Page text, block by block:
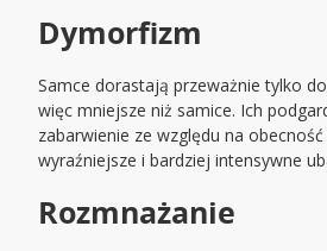
Dymorfizm
Samce dorastają przeważnie tylko
więc mniejsze niż samice. Ich
zabarwienie ze względu na
wyraźniejsze i bardziej intensywne
Rozmnażanie